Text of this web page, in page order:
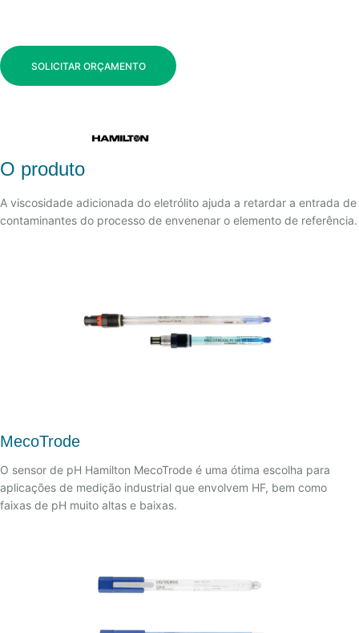
SOLICITAR ORÇAMENTO
O produto
A viscosidade adicionada do eletrólito ajuda a retardar a entrada de
contaminantes do processo de envenenar o elemento de referência.
MecoTrode
O sensor de pH Hamilton MecoTrode é uma ótima escolha para
aplicações de medição industrial que envolvem HF, bem como
faixas de pH muito altas e baixas.